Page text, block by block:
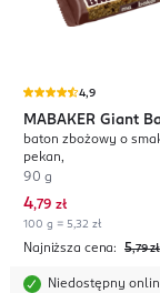
4,9
MABAKER Giant
baton zbożowy o
pekan,
90 g
4,79 zł
100 g = 5,32 zł
Najniższa cena: 5,79 zł
Niedostępny